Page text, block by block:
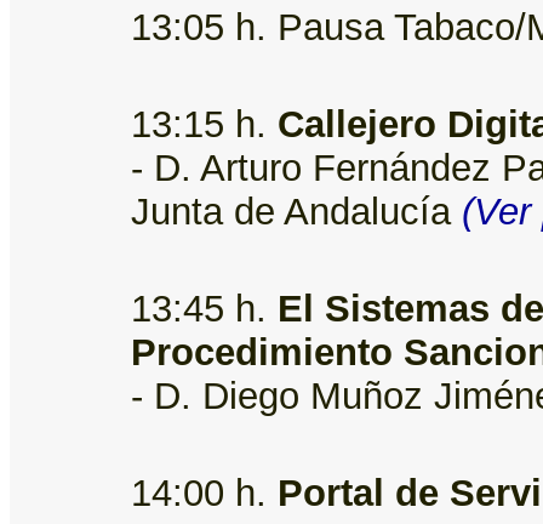
13:05 h. Pausa Tabaco/
13:15 h. Callejero
- D. Arturo Fernández
Junta de Andalucía (Ver
13:45 h. El Sistemas
Procedimiento
- D. Diego Muñoz
14:00 h. Portal de